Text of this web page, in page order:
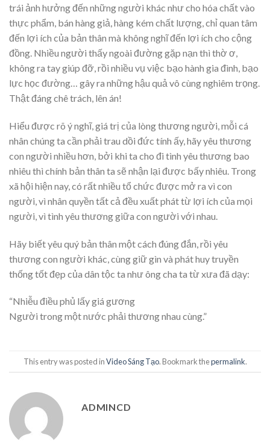
trái ảnh hưởng đến những người khác như cho hóa chất vào
thực phẩm, bán hàng giả, hàng kém chất lượng, chỉ quan tâm
đến lợi ích của bản thân mà không nghĩ đến lợi ích cho cộng
đồng. Nhiều người thấy ngoài đường gặp nạn thì thờ ơ,
không ra tay giúp đỡ, rồi nhiều vụ việc bạo hành gia đình, bạo
lực học đường… gây ra những hậu quả vô cùng nghiêm trọng.
Thật đáng chê trách, lên án!
Hiểu được rõ ý nghĩ, giá trị của lòng thương người, mỗi cá
nhân chúng ta cần phải trau dồi đức tính ấy, hãy yêu thương
con người nhiều hơn, bởi khi ta cho đi tình yêu thương bao
nhiêu thì chính bản thân ta sẽ nhận lại được bấy nhiêu. Trong
xã hội hiện nay, có rất nhiều tổ chức được mở ra vì con
người, vì nhân quyền tất cả đều xuất phát từ lợi ích của mọi
người, vì tình yêu thương giữa con người với nhau.
Hãy biết yêu quý bản thân một cách đúng đắn, rồi yêu
thương con người khác, cùng giữ gìn và phát huy truyền
thống tốt đẹp của dân tộc ta như ông cha ta từ xưa đã dạy:
“Nhiễu điều phủ lấy giá gương
Người trong một nước phải thương nhau cùng.”
This entry was posted inVideo Sáng Tạo. Bookmark thepermalink.
ADMINCD